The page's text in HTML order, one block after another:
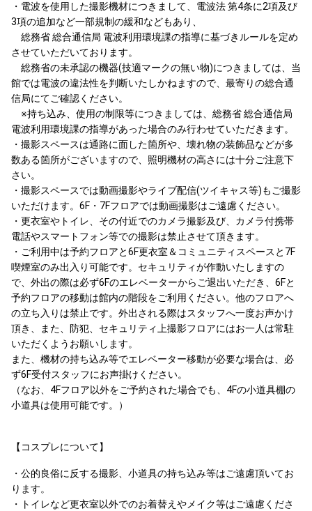
・電波を使用した撮影機材につきまして、電波法 第4条に2項及び
3項の追加など一部規制の緩和などもあり、
総務省 総合通信局 電波利用環境課の指導に基づきルールを定め
させていただいております。
総務省の未承認の機器(技適マークの無い物)につきましては、当
館では電波の違法性を判断いたしかねますので、最寄りの総合通
信局にてご確認ください。
※持ち込み、使用の制限等につきましては、総務省 総合通信局
電波利用環境課の指導があった場合のみ行わせていただきます。
・撮影スペースは通路に面した箇所や、壊れ物の装飾品などが多
数ある箇所がございますので、照明機材の高さには十分ご注意下
さい。
・撮影スペースでは動画撮影やライブ配信(ツイキャス等)もご撮影
いただけます。6F・7Fフロアでは動画撮影はご遠慮ください。
・更衣室やトイレ、その付近でのカメラ撮影及び、カメラ付携帯
電話やスマートフォン等での撮影は禁止させて頂きます。
・ご利用中は予約フロアと6F更衣室＆コミュニティスペースと7F
喫煙室のみ出入り可能です。セキュリティが作動いたしますの
で、外出の際は必ず6Fのエレベーターからご退出いただき、6Fと
予約フロアの移動は館内の階段をご利用ください。他のフロアへ
の立ち入りは禁止です。外出される際はスタッフへ一度お声かけ
頂き、また、防犯、セキュリティ上撮影フロアにはお一人は常駐
いただくようお願いします。
また、機材の持ち込み等でエレベーター移動が必要な場合は、必
ず6F受付スタッフにお声掛けください。
（なお、4Fフロア以外をご予約された場合でも、4Fの小道具棚の
小道具は使用可能です。）
【コスプレについて】
・公的良俗に反する撮影、小道具の持ち込み等はご遠慮頂いてお
ります。
・トイレなど更衣室以外でのお着替えやメイク等はご遠慮くださ